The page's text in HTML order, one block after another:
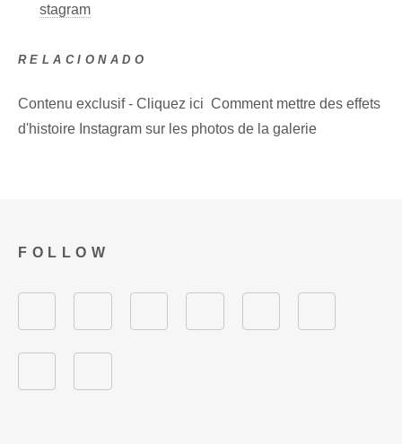
stagram
RELACIONADO
Contenu exclusif - Cliquez ici Comment mettre des effets
d'histoire Instagram sur les photos de la galerie
FOLLOW